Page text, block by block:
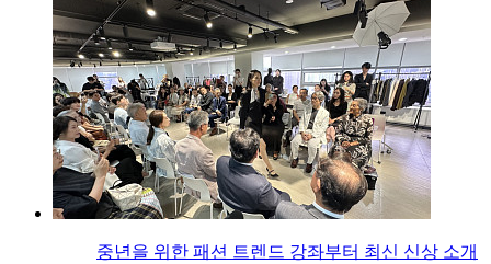
중년을 위한 패션 트렌드 강좌부터 최신 신상 소개